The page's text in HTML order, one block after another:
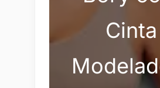
Cinta